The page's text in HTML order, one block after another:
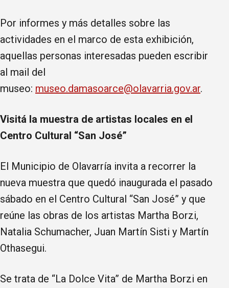
Por informes y más detalles sobre las
actividades en el marco de esta exhibición,
aquellas personas interesadas pueden escribir
al mail del
museo: museo.damasoarce@olavarria.gov.ar.
Visitá la muestra de artistas locales en el
Centro Cultural “San José”
El Municipio de Olavarría invita a recorrer la
nueva muestra que quedó inaugurada el pasado
sábado en el Centro Cultural “San José” y que
reúne las obras de los artistas Martha Borzi,
Natalia Schumacher, Juan Martín Sisti y Martín
Othasegui.
Se trata de “La Dolce Vita” de Martha Borzi en